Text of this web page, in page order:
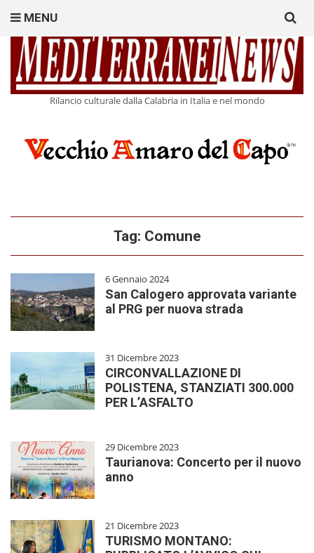
Rilancio culturale dalla Calabria in Italia e nel mondo
MENU
for:
Tag: Comune
6 Gennaio 2024
San Calogero approvata variante
al PRG per nuova strada
31 Dicembre 2023
CIRCONVALLAZIONE DI
POLISTENA, STANZIATI 300.000
PER L’ASFALTO
29 Dicembre 2023
Taurianova: Concerto per il nuovo
anno
21 Dicembre 2023
TURISMO MONTANO: